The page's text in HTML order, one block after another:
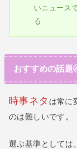
いニュース
る
おすすめの話
時事ネタ は常に
のは難しいです。
選ぶ基準としては、